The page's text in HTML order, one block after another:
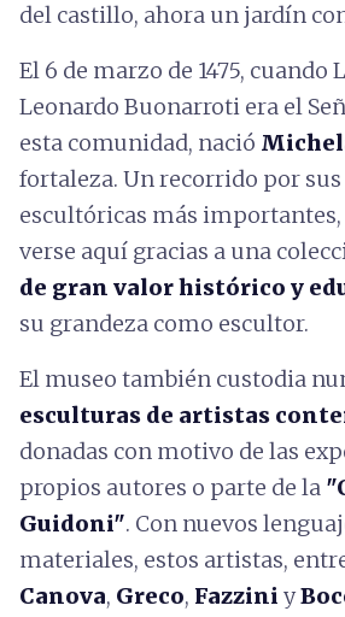
del castillo, ahora un jardín
El 6 de marzo de 1475, cuando
Leonardo Buonarroti era el
esta comunidad, nació
fortaleza. Un recorrido por sus
escultóricas más
verse aquí gracias a una
de gran valor histórico y
su grandeza como escultor.
El museo también custodia
esculturas de artistas
donadas con motivo de las
propios autores o parte de la
Guidoni". Con nuevos
materiales, estos artistas,
Canova, Greco, Fazzini y